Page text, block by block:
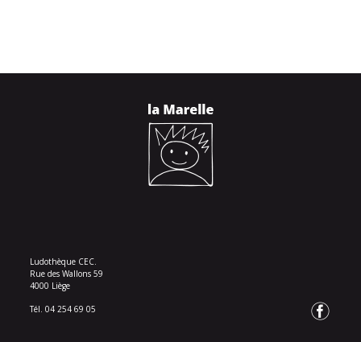
Ludothèque CEC.
Rue des Wallons 59
4000 Liège
Tél. 04 254 69 05